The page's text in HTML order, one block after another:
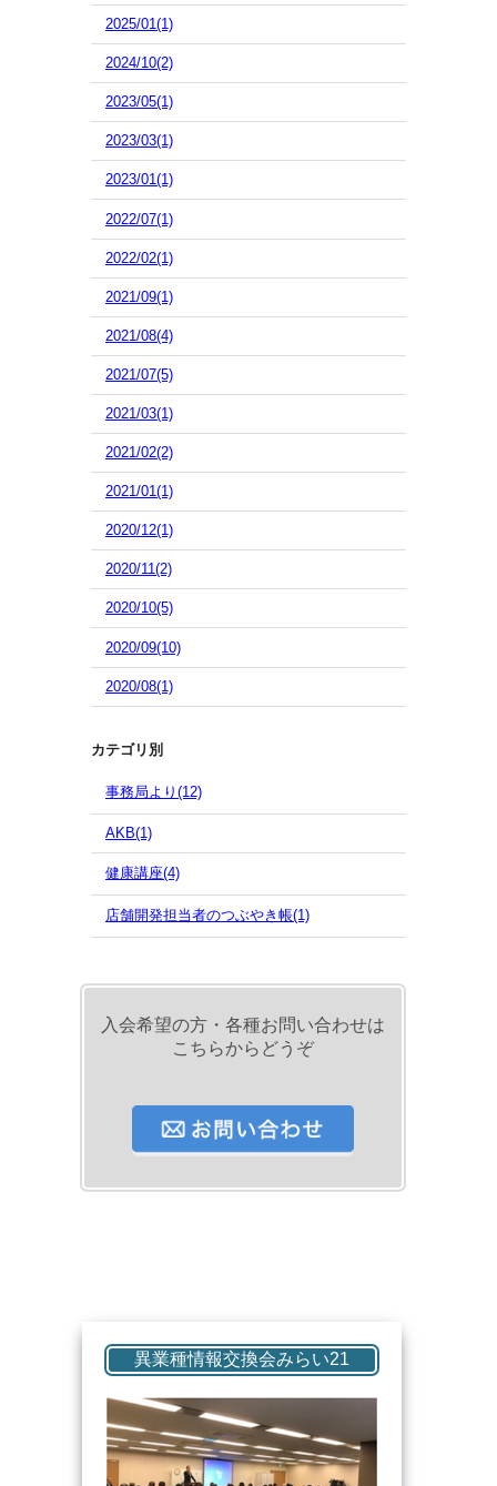
2025/01(1)
2024/10(2)
2023/05(1)
2023/03(1)
2023/01(1)
2022/07(1)
2022/02(1)
2021/09(1)
2021/08(4)
2021/07(5)
2021/03(1)
2021/02(2)
2021/01(1)
2020/12(1)
2020/11(2)
2020/10(5)
2020/09(10)
2020/08(1)
カテゴリ別
事務局より(12)
AKB(1)
健康講座(4)
店舗開発担当者のつぶやき帳(1)
入会希望の方・各種お問い合わせは
こちらからどうぞ
異業種情報交換会みらい21